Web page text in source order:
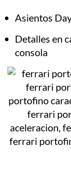
Asientos
Detalles en
consola